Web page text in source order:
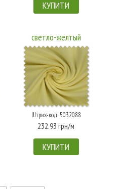
КУПИТИ
светло-желтый
Штрих-код: 5032088
232.93 грн/м
КУПИТИ